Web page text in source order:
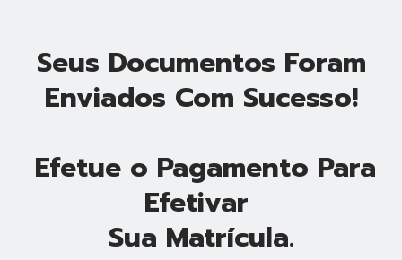
Seus Documentos Foram
Enviados Com Sucesso!
Efetue o Pagamento Para
Efetivar
Sua Matrícula.